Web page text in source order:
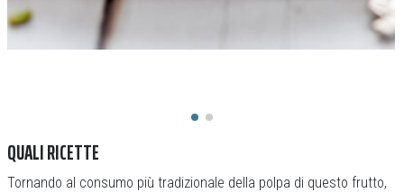
QUALI RICETTE
Tornando al consumo più tradizionale della polpa di questo frutto,